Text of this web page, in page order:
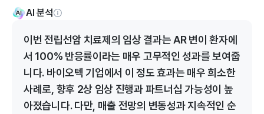
AI 분석
이번 전립선암 치료제의 임상 결과는 AR 변이 환자에
서 100% 반응률이라는 매우 고무적인 성과를 보여줍
니다. 바이오텍 기업에서 이 정도 효과는 매우 희소한
사례로, 향후 2상 임상 진행과 파트너십 가능성이 높
아졌습니다. 다만, 매출 전망의 변동성과 지속적인 순